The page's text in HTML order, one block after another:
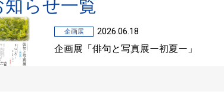
知らせ一覧
企画展 2026.06.18
企画展「俳句と写真展ー初夏ー」